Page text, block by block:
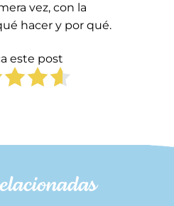
vez, con la
hacer y por qué.
este post